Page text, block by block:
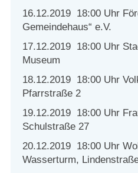
Sprache/Language
16.12.2019 18:00 Uhr
Gemeindehaus“ e.V.
17.12.2019 18:00 Uhr
Museum
18.12.2019 18:00 Uhr
Pfarrstraße 2
19.12.2019 18:00 Uhr
Schulstraße 27
20.12.2019 18:00 Uhr
Wasserturm,